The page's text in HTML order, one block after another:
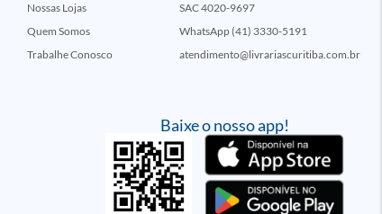
Baixe o nosso app!
Nossas Lojas
Quem Somos
Trabalhe Conosco
SAC 4020-9697
WhatsApp (41) 3330-5191
atendimento@livrariascuritiba.com.br